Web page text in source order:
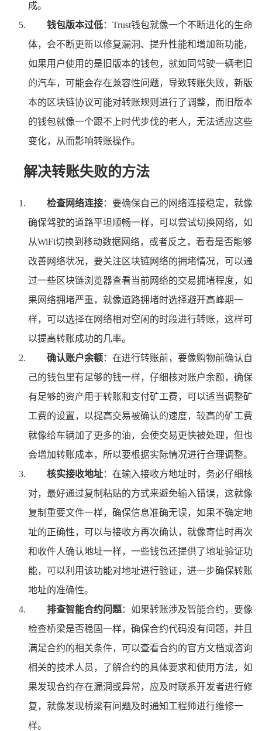
成。
钱包版本过低：Trust钱包就像一个不断进化的生命
体，会不断更新以修复漏洞、提升性能和增加新功能，
如果用户使用的是旧版本的钱包，就如同驾驶一辆老旧
的汽车，可能会存在兼容性问题，导致转账失败，新版
本的区块链协议可能对转账规则进行了调整，而旧版本
的钱包就像一个跟不上时代步伐的老人，无法适应这些
变化，从而影响转账操作。
解决转账失败的方法
检查网络连接：要确保自己的网络连接稳定，就像
确保驾驶的道路平坦顺畅一样，可以尝试切换网络，如
从WiFi切换到移动数据网络，或者反之，看看是否能够
改善网络状况，要关注区块链网络的拥堵情况，可以通
过一些区块链浏览器查看当前网络的交易拥堵程度，如
果网络拥堵严重，就像道路拥堵时选择避开高峰期一
样，可以选择在网络相对空闲的时段进行转账，这样可
以提高转账成功的几率。
确认账户余额：在进行转账前，要像购物前确认自
己的钱包里有足够的钱一样，仔细核对账户余额，确保
有足够的资产用于转账和支付矿工费，可以适当调整矿
工费的设置，以提高交易被确认的速度，较高的矿工费
就像给车辆加了更多的油，会使交易更快被处理，但也
会增加转账成本，所以要根据实际情况进行合理调整。
核实接收地址：在输入接收方地址时，务必仔细核
对，最好通过复制粘贴的方式来避免输入错误，这就像
复制重要文件一样，确保信息准确无误，如果不确定地
址的正确性，可以与接收方再次确认，就像寄信时再次
和收件人确认地址一样，一些钱包还提供了地址验证功
能，可以利用该功能对地址进行验证，进一步确保转账
地址的准确性。
排查智能合约问题：如果转账涉及智能合约，要像
检查桥梁是否稳固一样，确保合约代码没有问题，并且
满足合约的相关条件，可以查看合约的官方文档或咨询
相关的技术人员，了解合约的具体要求和使用方法，如
果发现合约存在漏洞或异常，应及时联系开发者进行修
复，就像发现桥梁有问题及时通知工程师进行维修一
样。